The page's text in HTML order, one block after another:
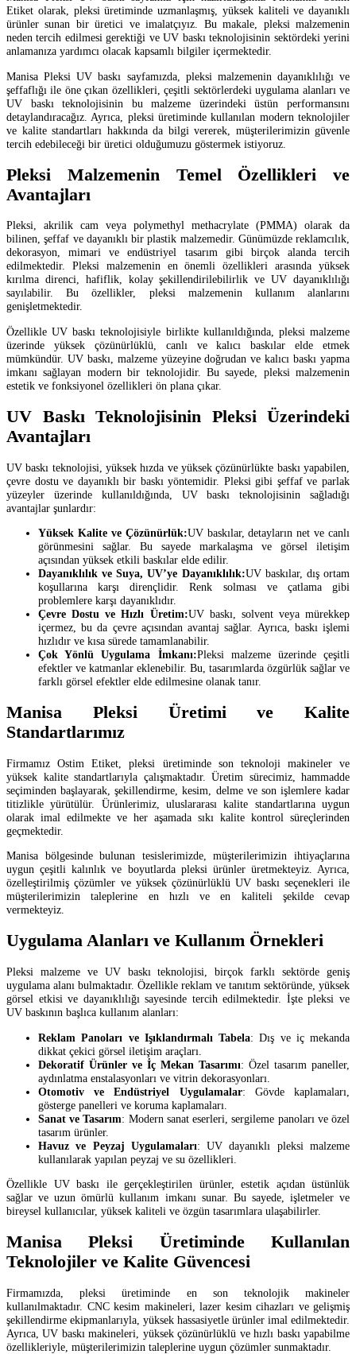
Etiket olarak, pleksi üretiminde uzmanlaşmış, yüksek kaliteli ve dayanıklı
ürünler sunan bir üretici ve imalatçıyız. Bu makale, pleksi malzemenin
neden tercih edilmesi gerektiği ve UV baskı teknolojisinin sektördeki yerini
anlamanıza yardımcı olacak kapsamlı bilgiler içermektedir.
Manisa Pleksi UV baskı sayfamızda, pleksi malzemenin dayanıklılığı ve
şeffaflığı ile öne çıkan özellikleri, çeşitli sektörlerdeki uygulama alanları ve
UV baskı teknolojisinin bu malzeme üzerindeki üstün performansını
detaylandıracağız. Ayrıca, pleksi üretiminde kullanılan modern teknolojiler
ve kalite standartları hakkında da bilgi vererek, müşterilerimizin güvenle
tercih edebileceği bir üretici olduğumuzu göstermek istiyoruz.
Pleksi Malzemenin Temel Özellikleri ve
Avantajları
Pleksi, akrilik cam veya polymethyl methacrylate (PMMA) olarak da
bilinen, şeffaf ve dayanıklı bir plastik malzemedir. Günümüzde reklamcılık,
dekorasyon, mimari ve endüstriyel tasarım gibi birçok alanda tercih
edilmektedir. Pleksi malzemenin en önemli özellikleri arasında yüksek
kırılma direnci, hafiflik, kolay şekillendirilebilirlik ve UV dayanıklılığı
sayılabilir. Bu özellikler, pleksi malzemenin kullanım alanlarını
genişletmektedir.
Özellikle UV baskı teknolojisiyle birlikte kullanıldığında, pleksi malzeme
üzerinde yüksek çözünürlüklü, canlı ve kalıcı baskılar elde etmek
mümkündür. UV baskı, malzeme yüzeyine doğrudan ve kalıcı baskı yapma
imkanı sağlayan modern bir teknolojidir. Bu sayede, pleksi malzemenin
estetik ve fonksiyonel özellikleri ön plana çıkar.
UV Baskı Teknolojisinin Pleksi Üzerindeki
Avantajları
UV baskı teknolojisi, yüksek hızda ve yüksek çözünürlükte baskı yapabilen,
çevre dostu ve dayanıklı bir baskı yöntemidir. Pleksi gibi şeffaf ve parlak
yüzeyler üzerinde kullanıldığında, UV baskı teknolojisinin sağladığı
avantajlar şunlardır:
Yüksek Kalite ve Çözünürlük:UV baskılar, detayların net ve canlı
görünmesini sağlar. Bu sayede markalaşma ve görsel iletişim
açısından yüksek etkili baskılar elde edilir.
Dayanıklılık ve Suya, UV’ye Dayanıklılık:UV baskılar, dış ortam
koşullarına karşı dirençlidir. Renk solması ve çatlama gibi
problemlere karşı dayanıklıdır.
Çevre Dostu ve Hızlı Üretim:UV baskı, solvent veya mürekkep
içermez, bu da çevre açısından avantaj sağlar. Ayrıca, baskı işlemi
hızlıdır ve kısa sürede tamamlanabilir.
Çok Yönlü Uygulama İmkanı:Pleksi malzeme üzerinde çeşitli
efektler ve katmanlar eklenebilir. Bu, tasarımlarda özgürlük sağlar ve
farklı görsel efektler elde edilmesine olanak tanır.
Manisa Pleksi Üretimi ve Kalite
Standartlarımız
Firmamız Ostim Etiket, pleksi üretiminde son teknoloji makineler ve
yüksek kalite standartlarıyla çalışmaktadır. Üretim sürecimiz, hammadde
seçiminden başlayarak, şekillendirme, kesim, delme ve son işlemlere kadar
titizlikle yürütülür. Ürünlerimiz, uluslararası kalite standartlarına uygun
olarak imal edilmekte ve her aşamada sıkı kalite kontrol süreçlerinden
geçmektedir.
Manisa bölgesinde bulunan tesislerimizde, müşterilerimizin ihtiyaçlarına
uygun çeşitli kalınlık ve boyutlarda pleksi ürünler üretmekteyiz. Ayrıca,
özelleştirilmiş çözümler ve yüksek çözünürlüklü UV baskı seçenekleri ile
müşterilerimizin taleplerine en hızlı ve en kaliteli şekilde cevap
vermekteyiz.
Uygulama Alanları ve Kullanım Örnekleri
Pleksi malzeme ve UV baskı teknolojisi, birçok farklı sektörde geniş
uygulama alanı bulmaktadır. Özellikle reklam ve tanıtım sektöründe, yüksek
görsel etkisi ve dayanıklılığı sayesinde tercih edilmektedir. İşte pleksi ve
UV baskının başlıca kullanım alanları:
Reklam Panoları ve Işıklandırmalı Tabela: Dış ve iç mekanda
dikkat çekici görsel iletişim araçları.
Dekoratif Ürünler ve İç Mekan Tasarımı: Özel tasarım paneller,
aydınlatma enstalasyonları ve vitrin dekorasyonları.
Otomotiv ve Endüstriyel Uygulamalar: Gövde kaplamaları,
gösterge panelleri ve koruma kaplamaları.
Sanat ve Tasarım: Modern sanat eserleri, sergileme panoları ve özel
tasarım ürünler.
Havuz ve Peyzaj Uygulamaları: UV dayanıklı pleksi malzeme
kullanılarak yapılan peyzaj ve su özellikleri.
Özellikle UV baskı ile gerçekleştirilen ürünler, estetik açıdan üstünlük
sağlar ve uzun ömürlü kullanım imkanı sunar. Bu sayede, işletmeler ve
bireysel kullanıcılar, yüksek kaliteli ve özgün tasarımlara ulaşabilirler.
Manisa Pleksi Üretiminde Kullanılan
Teknolojiler ve Kalite Güvencesi
Firmamızda, pleksi üretiminde en son teknolojik makineler
kullanılmaktadır. CNC kesim makineleri, lazer kesim cihazları ve gelişmiş
şekillendirme ekipmanlarıyla, yüksek hassasiyetle ürünler imal edilmektedir.
Ayrıca, UV baskı makineleri, yüksek çözünürlüklü ve hızlı baskı yapabilme
özellikleriyle, müşterilerimizin taleplerine uygun çözümler sunmaktadır.